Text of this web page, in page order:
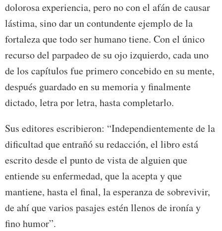
dolorosa experiencia, pero no con el afán de causar
lástima, sino dar un contundente ejemplo de la
fortaleza que todo ser humano tiene. Con el único
recurso del parpadeo de su ojo izquierdo, cada uno
de los capítulos fue primero concebido en su mente,
después guardado en su memoria y finalmente
dictado, letra por letra, hasta completarlo.
Sus editores escribieron: “Independientemente de la
dificultad que entrañó su redacción, el libro está
escrito desde el punto de vista de alguien que
entiende su enfermedad, que la acepta y que
mantiene, hasta el final, la esperanza de sobrevivir,
de ahí que varios pasajes estén llenos de ironía y
fino humor”.